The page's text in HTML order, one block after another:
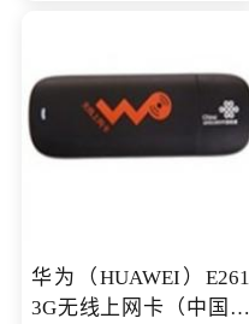
华为（HUAWEI）E261
3G无线上网卡（中国联